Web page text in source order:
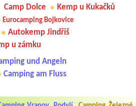
Camp Dolce
Kemp u Kukačků
Eurocamping Bojkovice
Autokemp Jindřiš
u zámku
und Angeln
Camping am Fluss
V kempu je obchod a